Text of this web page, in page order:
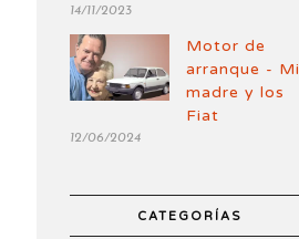
14/11/2023
Motor de
arranque - Mi
madre y los
Fiat
12/06/2024
CATEGORÍAS